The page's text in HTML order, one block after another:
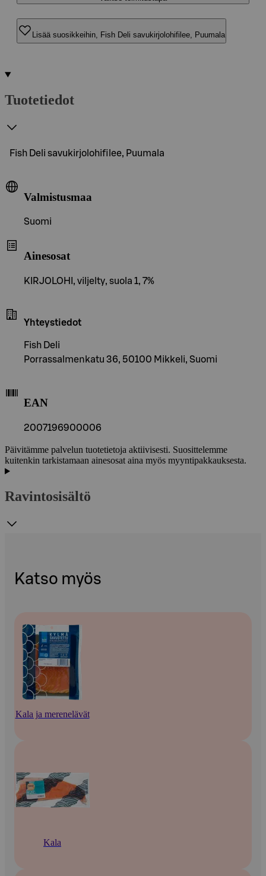
Lisää suosikkeihin, Fish Deli savukirjolohifilee, Puumala
Tuotetiedot
Fish Deli savukirjolohifilee, Puumala
Valmistusmaa
Suomi
Ainesosat
KIRJOLOHI, viljelty, suola 1, 7%
Yhteystiedot
Fish Deli
Porrassalmenkatu 36, 50100 Mikkeli, Suomi
EAN
2007196900006
Päivitämme palvelun tuotetietoja aktiivisesti. Suosittelemme
kuitenkin tarkistamaan ainesosat aina myös myyntipakkauksesta.
Ravintosisältö
Katso myös
Kala ja merenelävät
Kala